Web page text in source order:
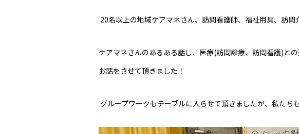
20名以上の地域ケアマネさん、訪問看護師、福祉用具、訪
ケアマネさんのあるある話し、医療(訪問診療、訪問看護)と
お話をさせて頂きました！
グループワークもテーブルに入らせて頂きましたが、私たち